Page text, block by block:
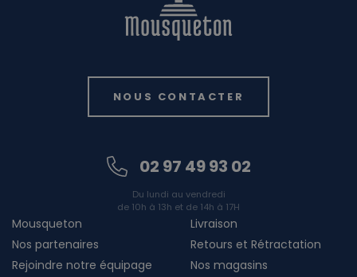
NOUS CONTACTER
02 97 49 93 02
Du lundi au vendredi
de 10h à 13h et de 14h à 17H
Mousqueton
Nos partenaires
Rejoindre notre équipage
Livraison
Retours et Rétractation
Nos magasins